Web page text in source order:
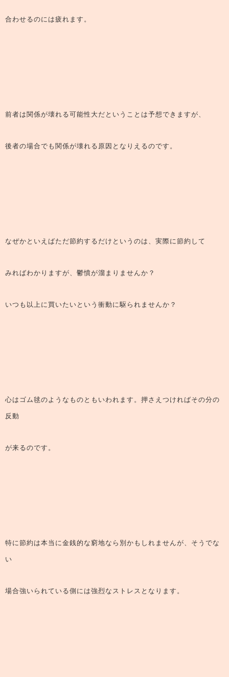
合わせるのには疲れます。
前者は関係が壊れる可能性大だということは予想できますが、
後者の場合でも関係が壊れる原因となりえるのです。
なぜかといえばただ節約するだけというのは、実際に節約して
みればわかりますが、鬱憤が溜まりませんか？
いつも以上に買いたいという衝動に駆られませんか？
心はゴム毬のようなものともいわれます。押さえつければその分の
反動
が来るのです。
特に節約は本当に金銭的な窮地なら別かもしれませんが、そうでな
い
場合強いられている側には強烈なストレスとなります。